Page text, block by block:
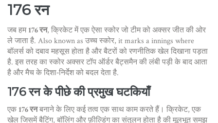
176 रन
जब हम176 रन, क्रिकेट में एक ऐसा स्कोर जो टीम को अक्सर जीत की ओर
ले जाता है. Also known as उच्च स्कोर, it marks a innings where
बॉलर्स को दबाव महसूस होता है और बैटरों को रणनीतिक खेल दिखाना पड़ता
है. इस तरह का स्कोर अक्सर टॉप ऑर्डर बैट्समैन की लंबी पड़ी के बाद आता
है और मैच के दिशा‑निर्देश को बदल देता है.
176 रन के पीछे की प्रमुख घटकियाँ
एक176 रनबनाने के लिए कई तत्व एक साथ काम करते हैं। क्रिकेट, एक
खेल जिसमें बैटिंग, बॉलिंग और फ़ील्डिंग का संतुलन होता हैकी मूलभूत समझ